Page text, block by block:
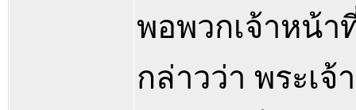
พอพวกเจ้าหน้
กล่าวว่า พระเจ้